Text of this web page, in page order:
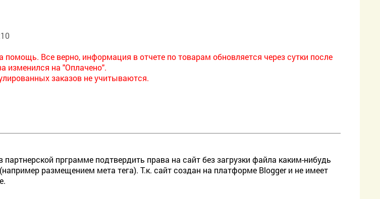
помощь. Все верно, информация в отчете по товарам обновляется через сутки после
изменился на "Оплачено".
заказов не учитываются.
прграмме подтвердить права на сайт без загрузки файла каким-нибудь
размещением мета тега). Т.к. сайт создан на платформе Blogger и не имеет